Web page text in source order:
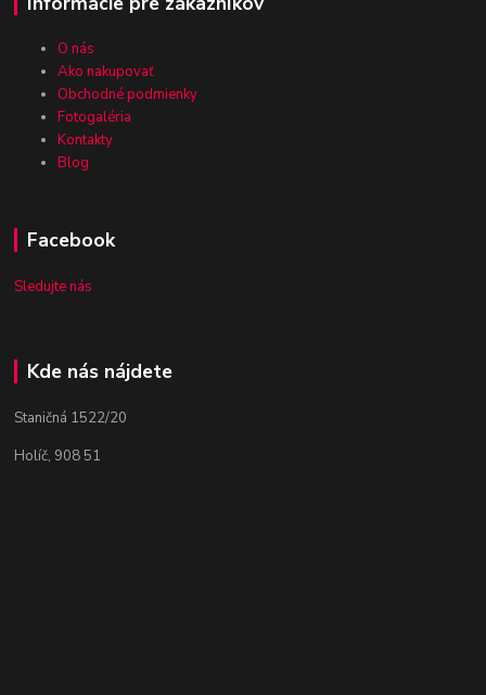
O nás
Ako nakupovať
Obchodné podmienky
Fotogaléria
Kontakty
Blog
Facebook
Sledujte nás
Kde nás nájdete
Staničná 1522/20
Holíč, 908 51